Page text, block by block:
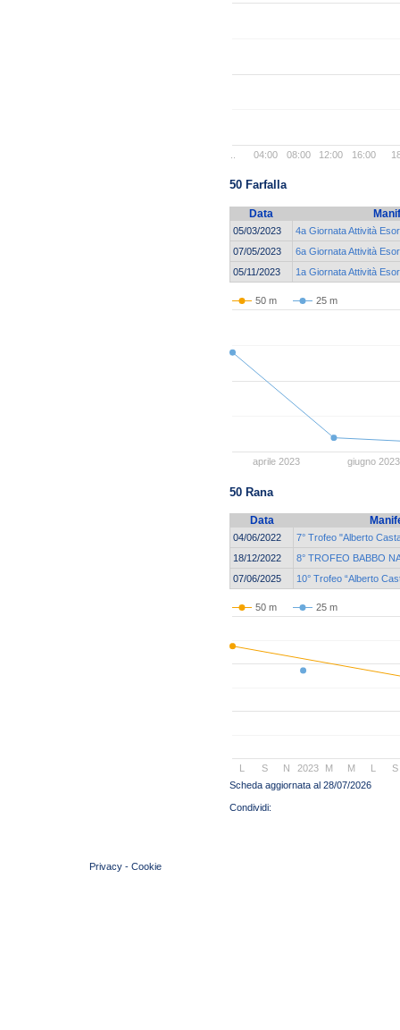
04:00 08:00 12:00 16:00
50 Farfalla
Data
05/03/2023
4a Giornata Attività
07/05/2023
6a Giornata Attività
05/11/2023
1a Giornata Attività
50 m 25 m
aprile 2023 giugno 2023
50 Rana
Data
04/06/2022
7° Trofeo "Alberto
18/12/2022
8° TROFEO BABBO
07/06/2025
10° Trofeo “Alberto
50 m 25 m
2023
L S N M M L S
Scheda aggiornata al 28/07/2026
Privacy - Cookie